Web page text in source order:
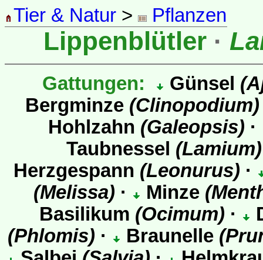
Tier & Natur > Pflanzen
Lippenblütler ·
Gattungen: Günsel
Bergminze (Clinopodium)
Hohlzahn (Galeopsis) ·
Taubnessel (Lamium)
Herzgespann (Leonurus) ·
(Melissa) · Minze
Basilikum (Ocimum) ·
(Phlomis) · Braunelle